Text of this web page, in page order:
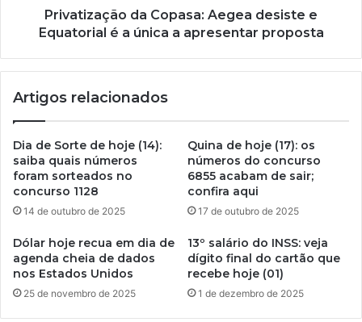
Privatização da Copasa: Aegea desiste e
Equatorial é a única a apresentar proposta
Artigos relacionados
Dia de Sorte de hoje (14):
saiba quais números
foram sorteados no
concurso 1128
14 de outubro de 2025
Quina de hoje (17): os
números do concurso
6855 acabam de sair;
confira aqui
17 de outubro de 2025
Dólar hoje recua em dia de
agenda cheia de dados
nos Estados Unidos
25 de novembro de 2025
13º salário do INSS: veja
dígito final do cartão que
recebe hoje (01)
1 de dezembro de 2025